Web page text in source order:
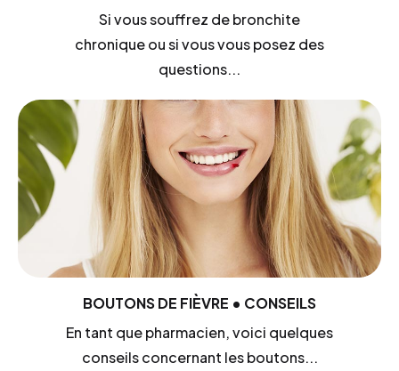
Si vous souffrez de bronchite
chronique ou si vous vous posez des
questions...
BOUTONS DE FIÈVRE • CONSEILS
En tant que pharmacien, voici quelques
conseils concernant les boutons...